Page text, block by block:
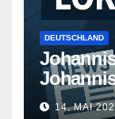
DEUTSCHLAND
14. MAI